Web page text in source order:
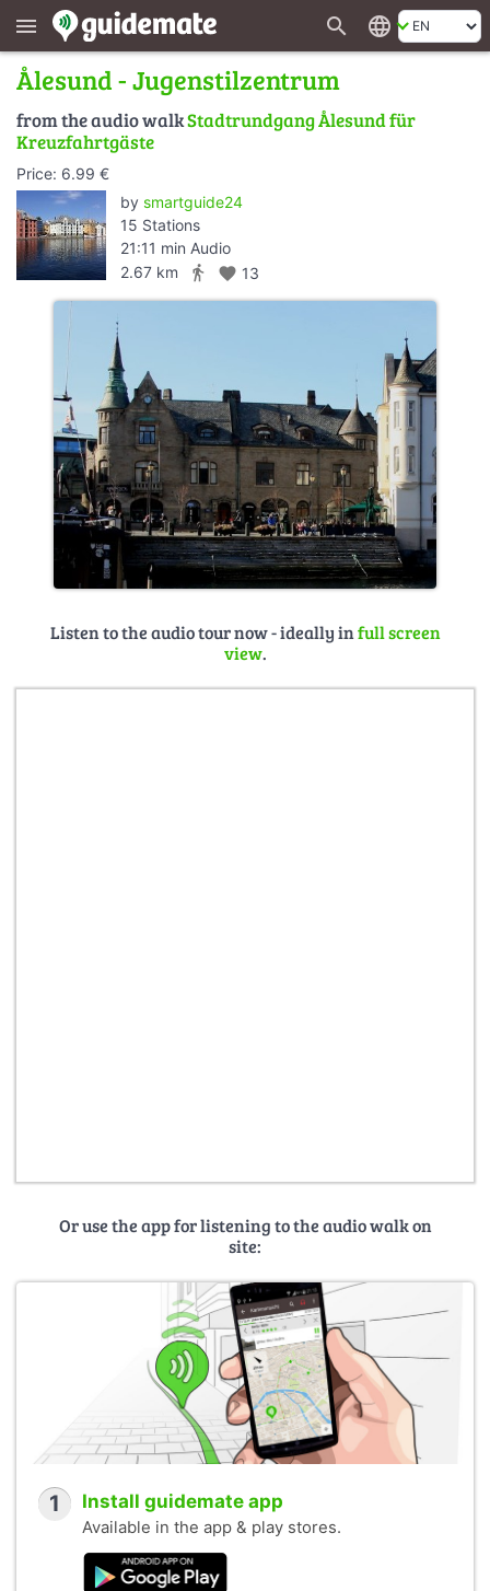
menu search language
Ålesund - Jugenstilzentrum
from the audio walkStadtrundgang Ålesund für
Kreuzfahrtgäste
Price: 6.99 €
by smartguide24
15 Stations
21:11 min Audio
2.67 km
directions_walk favorite 13
Listen to the audio tour now - ideally infull screen
view.
Or use the app for listening to the audio walk on
site:
1 Install guidemate app
Available in the app & play stores.